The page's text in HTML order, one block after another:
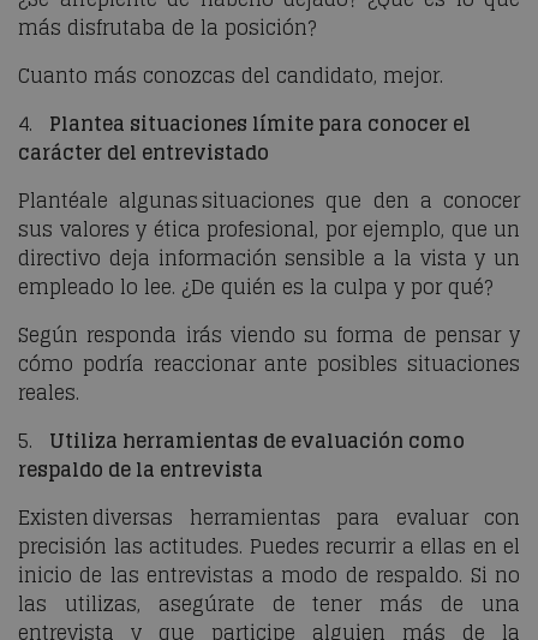
más disfrutaba de la posición?
Cuanto más conozcas del candidato, mejor.
4. Plantea situaciones límite para conocer el
carácter del entrevistado
Plantéale algunas situaciones que den a conocer
sus valores y ética profesional, por ejemplo, que un
directivo deja información sensible a la vista y un
empleado lo lee. ¿De quién es la culpa y por qué?
Según responda irás viendo su forma de pensar y
cómo podría reaccionar ante posibles situaciones
reales.
5. Utiliza herramientas de evaluación como
respaldo de la entrevista
Existen diversas herramientas para evaluar con
precisión las actitudes. Puedes recurrir a ellas en el
inicio de las entrevistas a modo de respaldo. Si no
las utilizas, asegúrate de tener más de una